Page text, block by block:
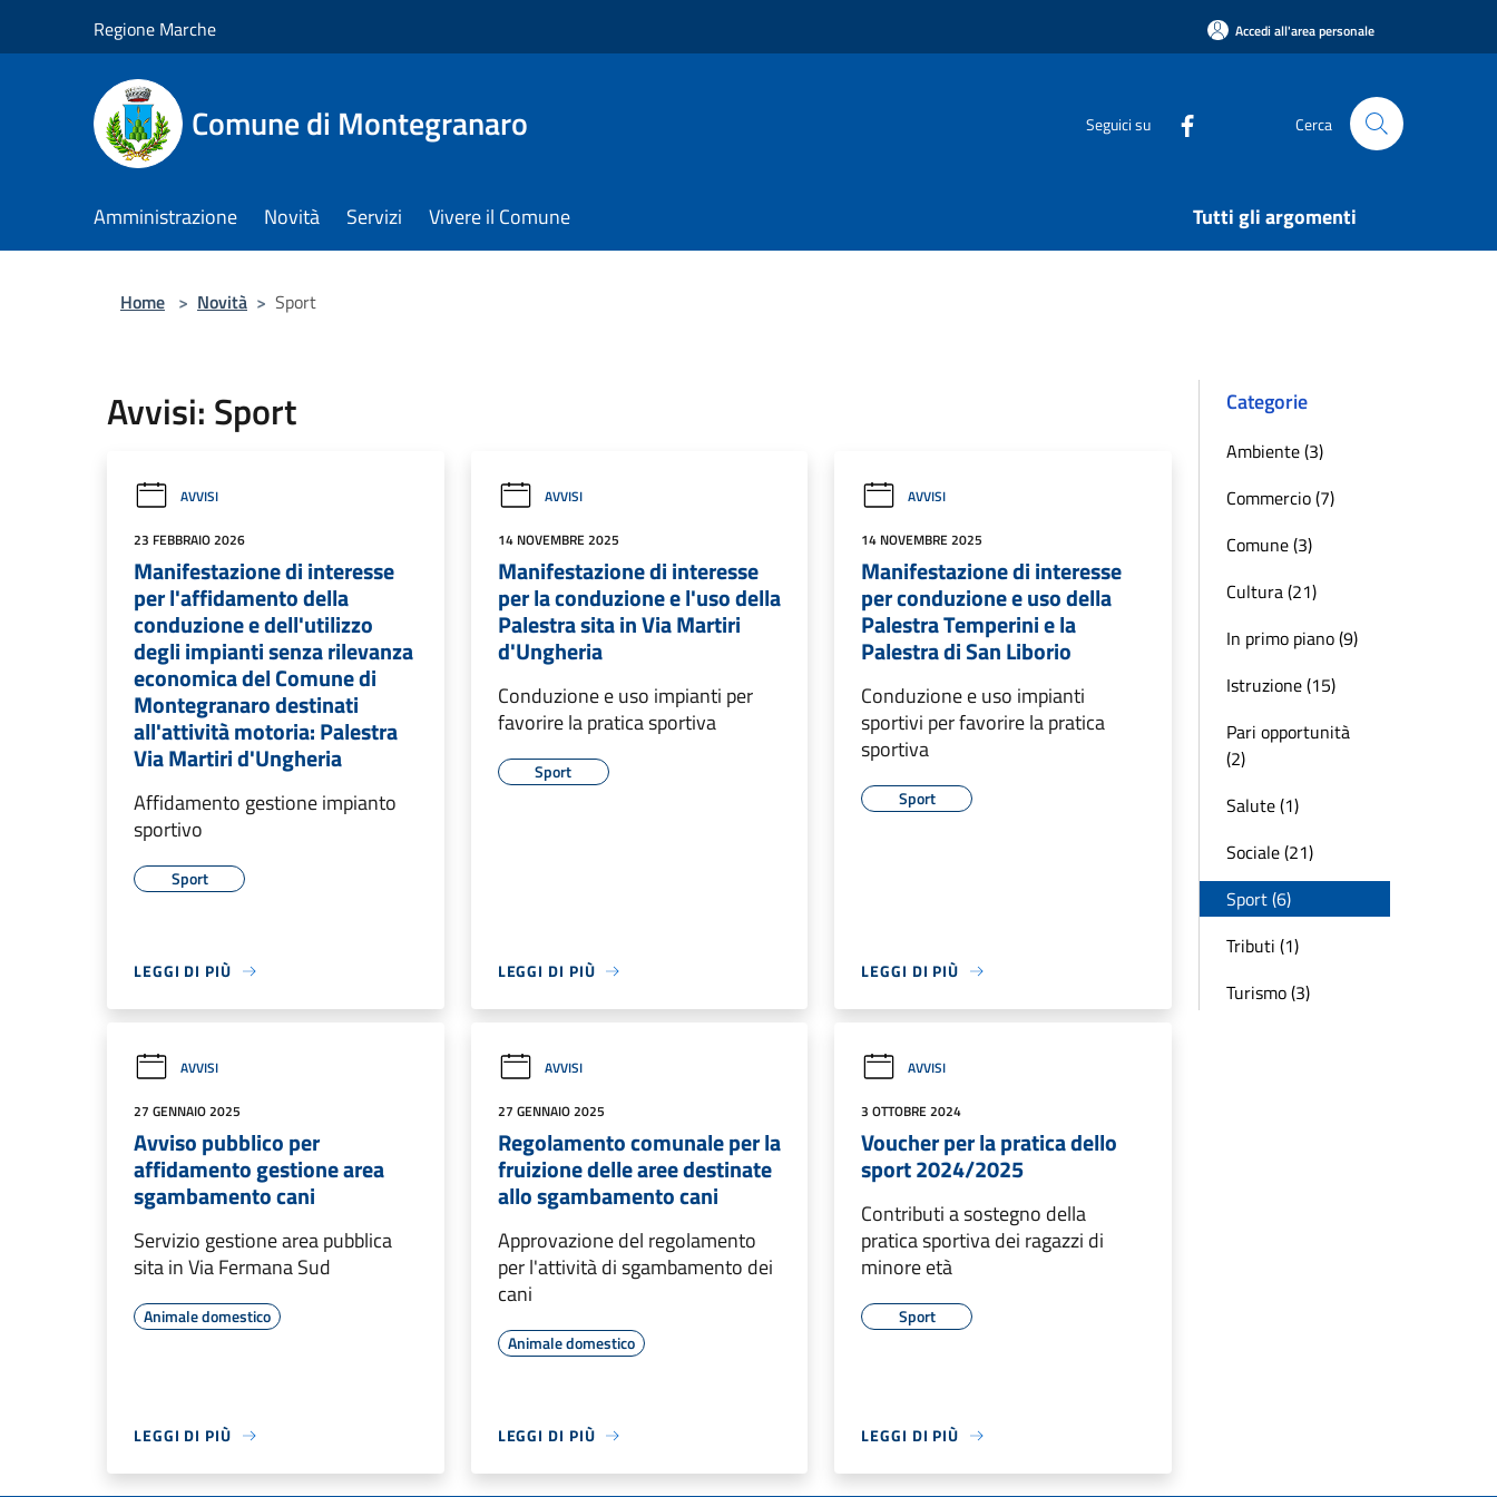
Regione Marche Accedi all'area personale
Comune di Montegranaro Seguici su Cerca
Amministrazione Novità Servizi Vivere il Comune Tutti gli argomenti
Home > Novità > Sport
Avvisi: Sport
AVVISI
23 FEBBRAIO 2026
Manifestazione di interesse
per l'affidamento della
conduzione e dell'utilizzo
degli impianti senza rilevanza
economica del Comune di
Montegranaro destinati
all'attività motoria: Palestra
Via Martiri d'Ungheria
Affidamento gestione impianto
sportivo
Sport
LEGGI DI PIÙ
AVVISI
14 NOVEMBRE 2025
Manifestazione di interesse
per la conduzione e l'uso della
Palestra sita in Via Martiri
d'Ungheria
Conduzione e uso impianti per
favorire la pratica sportiva
Sport
LEGGI DI PIÙ
AVVISI
14 NOVEMBRE 2025
Manifestazione di interesse
per conduzione e uso della
Palestra Temperini e la
Palestra di San Liborio
Conduzione e uso impianti
sportivi per favorire la pratica
sportiva
Sport
LEGGI DI PIÙ
AVVISI
27 GENNAIO 2025
Avviso pubblico per
affidamento gestione area
sgambamento cani
Servizio gestione area pubblica
sita in Via Fermana Sud
Animale domestico
LEGGI DI PIÙ
AVVISI
27 GENNAIO 2025
Regolamento comunale per la
fruizione delle aree destinate
allo sgambamento cani
Approvazione del regolamento
per l'attività di sgambamento dei
cani
Animale domestico
LEGGI DI PIÙ
AVVISI
3 OTTOBRE 2024
Voucher per la pratica dello
sport 2024/2025
Contributi a sostegno della
pratica sportiva dei ragazzi di
minore età
Sport
LEGGI DI PIÙ
Categorie
Ambiente (3)
Commercio (7)
Comune (3)
Cultura (21)
In primo piano (9)
Istruzione (15)
Pari opportunità
(2)
Salute (1)
Sociale (21)
Sport (6)
Tributi (1)
Turismo (3)